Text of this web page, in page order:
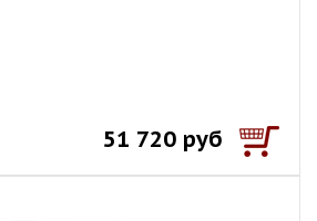
51 720 руб